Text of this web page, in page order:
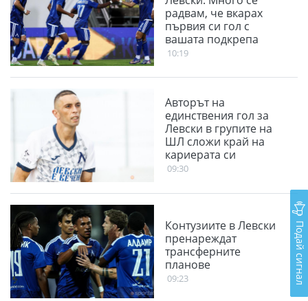
радвам, че вкарах
първия си гол с
вашата подкрепа
10:19
Авторът на
единствения гол за
Левски в групите на
ШЛ сложи край на
кариерата си
09:30
Контузиите в Левски
пренареждат
трансферните
планове
09:23 Подай сигнал